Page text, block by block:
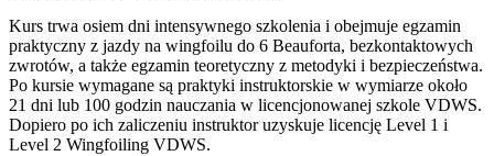
Kurs trwa osiem dni intensywnego szkolenia i obejmuje egzamin
praktyczny z jazdy na wingfoilu do 6 Beauforta, bezkontaktowych
zwrotów, a także egzamin teoretyczny z metodyki i bezpieczeństwa.
Po kursie wymagane są praktyki instruktorskie w wymiarze około
21 dni lub 100 godzin nauczania w licencjonowanej szkole VDWS.
Dopiero po ich zaliczeniu instruktor uzyskuje licencję Level 1 i
Level 2 Wingfoiling VDWS.